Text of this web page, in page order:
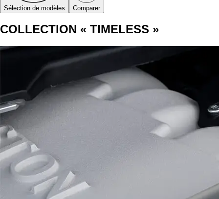
Sélection de modèles Comparer
COLLECTION « TIMELESS »